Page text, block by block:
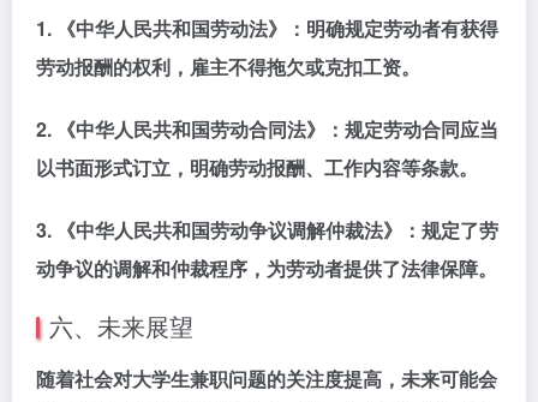
1. 《中华人民共和国劳动法》
：明确规定劳动者有获得
劳动报酬的权利，雇主不得拖欠或克扣工资。
2. 《中华人民共和国劳动合同法》
：规定劳动合同应当
以书面形式订立，明确劳动报酬、工作内容等条款。
3. 《中华人民共和国劳动争议调解仲裁法》
：规定了劳
动争议的调解和仲裁程序，为劳动者提供了法律保障。
六、未来展望
随着社会对大学生兼职问题的关注度提高，未来可能会